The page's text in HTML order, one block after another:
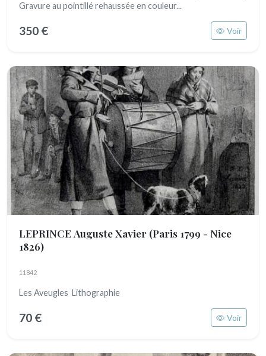
Gravure au pointillé rehaussée en couleur...
350 € Voir
LEPRINCE Auguste Xavier (Paris 1799 - Nice
1826)
11842
Les Aveugles Lithographie
70 € Voir